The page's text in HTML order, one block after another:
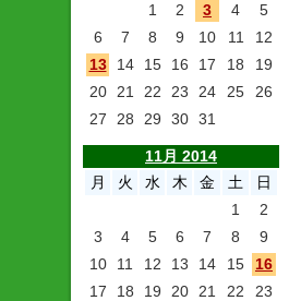
1
2 3 4
5
6
7 8 9 10 11
12
13
14 15 16 17 18
19
20
21 22 23 24 25
26
27
28 29 30 31
11月 2014
月
火 水 木 金 土
日
1
2
3
4 5 6 7 8
9
10
11 12 13 14 15
16
17
18 19 20 21 22
23